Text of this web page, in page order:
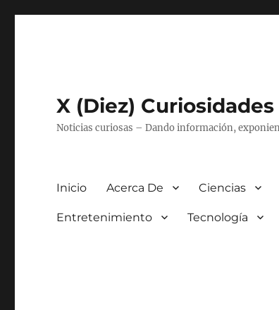
X (Diez) Curiosidades
Noticias curiosas – Dando información,
Inicio Acerca De Ciencias
Entretenimiento Tecnología